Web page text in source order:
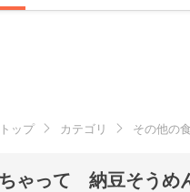
ップ カテゴリ その他の
ゃって 納豆そうめ